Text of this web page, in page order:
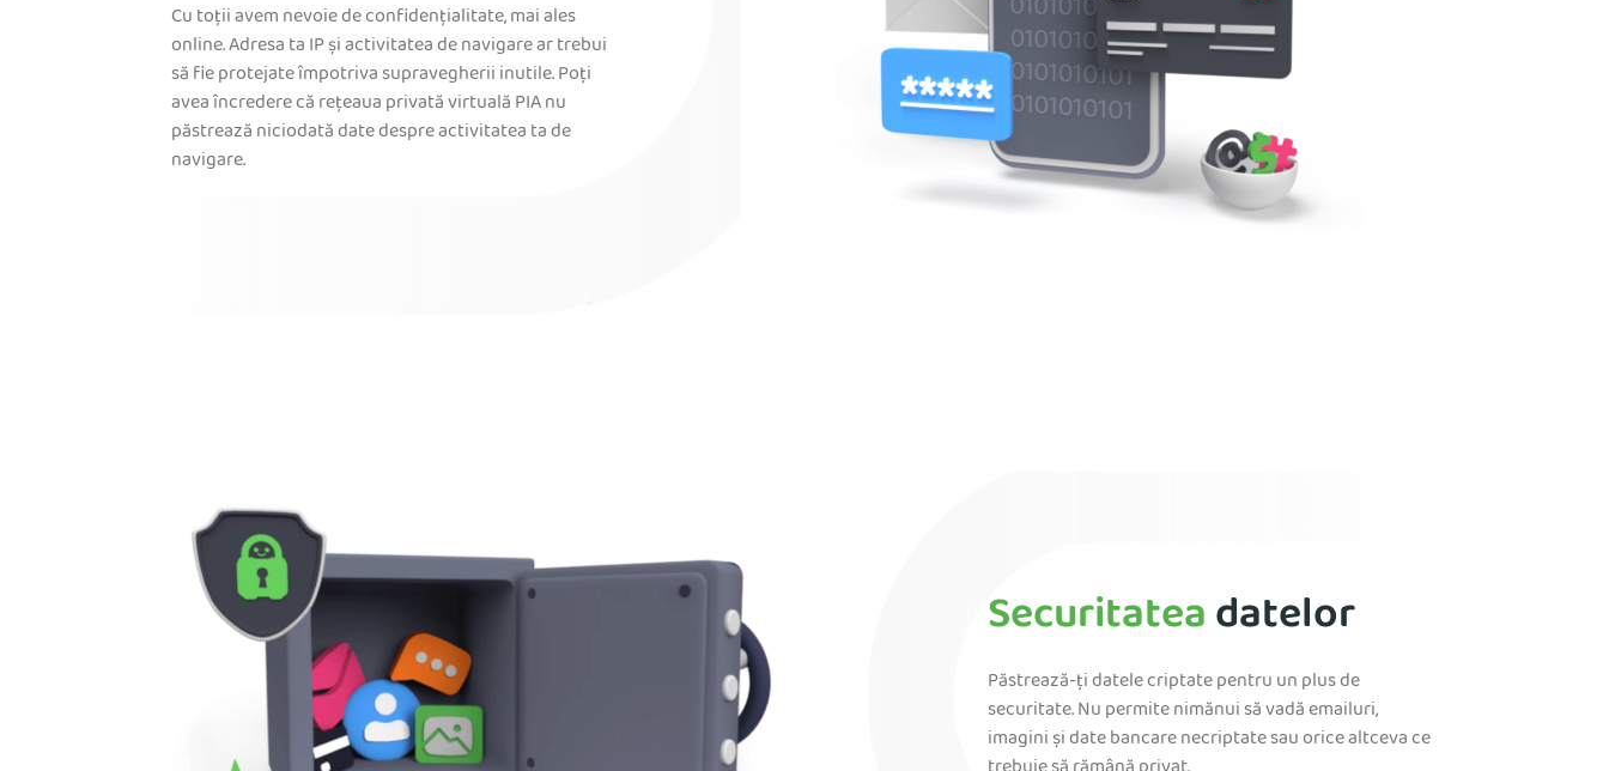
Cu toții avem nevoie de confidențialitate, mai ales
online. Adresa ta IP și activitatea de navigare ar trebui
să fie protejate împotriva supravegherii inutile. Poți
avea încredere că rețeaua privată virtuală PIA nu
păstrează niciodată date despre activitatea ta de
navigare.
Securitateadatelor
Păstrează-ți datele criptate pentru un plus de
securitate. Nu permite nimănui să vadă emailuri,
imagini și date bancare necriptate sau orice altceva ce